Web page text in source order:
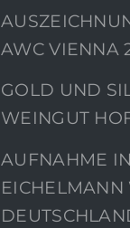
AWC VIENNA
GOLD UND
WEINGUT
AUFNAHME